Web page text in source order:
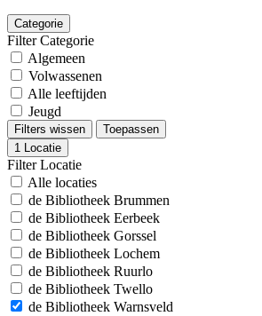
Categorie
Filter Categorie
Algemeen
Volwassenen
Alle leeftijden
Jeugd
Filters wissen
Toepassen
1 Locatie
Filter Locatie
Alle locaties
de Bibliotheek Brummen
de Bibliotheek Eerbeek
de Bibliotheek Gorssel
de Bibliotheek Lochem
de Bibliotheek Ruurlo
de Bibliotheek Twello
de Bibliotheek Warnsveld